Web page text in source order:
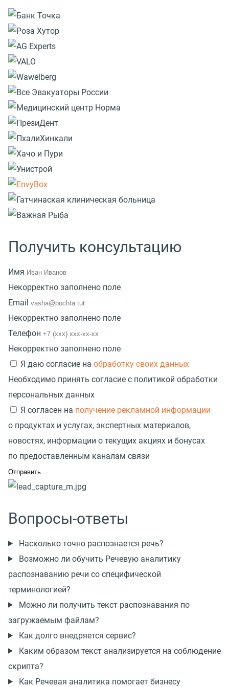
Получить консультацию
Имя
Некорректно заполнено поле
Email
Некорректно заполнено поле
Телефон
Некорректно заполнено поле
Я даю согласие на обработку своих данных
Необходимо принять согласие с политикой обработки
персональных данных
Я согласен на получение рекламной информации
о продуктах и услугах, экспертных материалов,
новостях, информации о текущих акциях и бонусах
по предоставленным каналам связи
Вопросы-ответы
Насколько точно распознается речь?
Возможно ли обучить Речевую аналитику
распознаванию речи со специфической
терминологией?
Можно ли получить текст распознавания по
загружаемым файлам?
Как долго внедряется сервис?
Каким образом текст анализируется на соблюдение
скрипта?
Как Речевая аналитика помогает бизнесу